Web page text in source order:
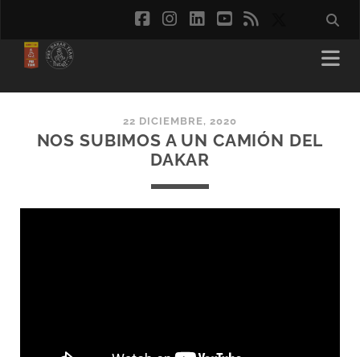
facebook
instagram
linkedinyoutube
rss
22 DICIEMBRE, 2020
NOS SUBIMOS A UN CAMIÓN DEL
DAKAR